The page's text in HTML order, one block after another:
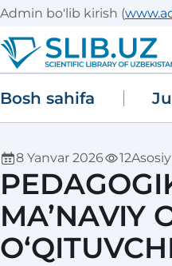
Admin bo'lib kirish (
Bosh sahifa
8 Yanvar 2026 12
MA’NAVIY